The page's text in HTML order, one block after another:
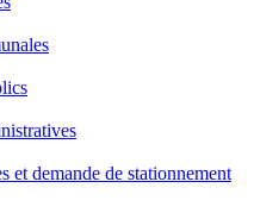
et demande de stationnement